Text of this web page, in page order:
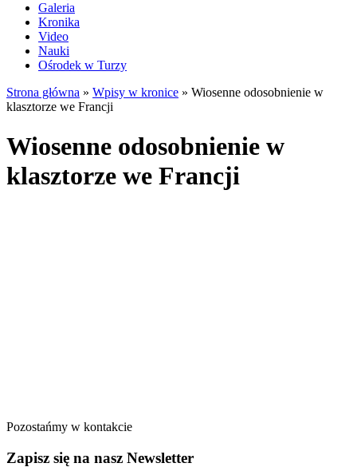
Galeria
Kronika
Video
Nauki
Ośrodek w Turzy
Strona główna » Wpisy w kronice » Wiosenne odosobnienie w
klasztorze we Francji
Wiosenne odosobnienie w
klasztorze we Francji
Pozostańmy w kontakcie
Zapisz się na nasz Newsletter